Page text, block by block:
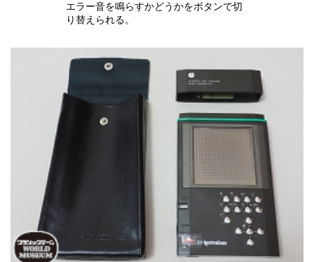
エラー音を鳴らすかどうかをボタンで切
り替えられる。